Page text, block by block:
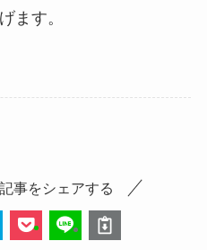
ます。
事をシェアする